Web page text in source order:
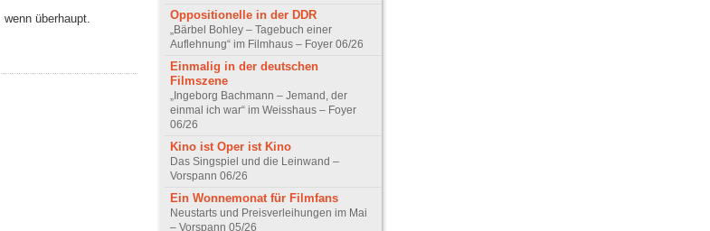
überhaupt.
Oppositionelle in der DDR
„Bärbel Bohley – Tagebuch einer
Auflehnung“ im Filmhaus – Foyer 06/26
Einmalig in der deutschen
Filmszene
„Ingeborg Bachmann – Jemand, der
einmal ich war“ im Weisshaus – Foyer
06/26
Kino ist Oper ist Kino
Das Singspiel und die Leinwand –
Vorspann 06/26
Ein Wonnemonat für Filmfans
Neustarts und Preisverleihungen im Mai
– Vorspann 05/26